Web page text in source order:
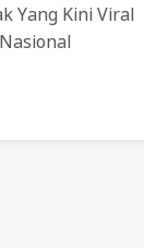
Yang Kini Viral